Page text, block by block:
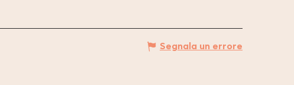
Segnala un errore